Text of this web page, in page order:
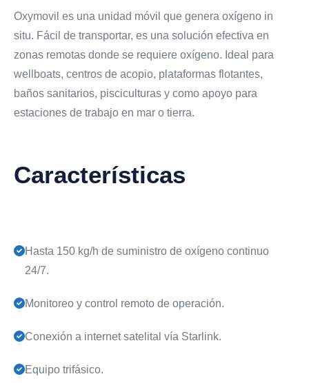
Oxymovil es una unidad móvil que genera oxígeno in
situ. Fácil de transportar, es una solución efectiva en
zonas remotas donde se requiere oxígeno. Ideal para
wellboats, centros de acopio, plataformas flotantes,
baños sanitarios, pisciculturas y como apoyo para
estaciones de trabajo en mar o tierra.
Características
Hasta 150 kg/h de suministro de oxígeno continuo
24/7.
Monitoreo y control remoto de operación.
Conexión a internet satelital vía Starlink.
Equipo trifásico.